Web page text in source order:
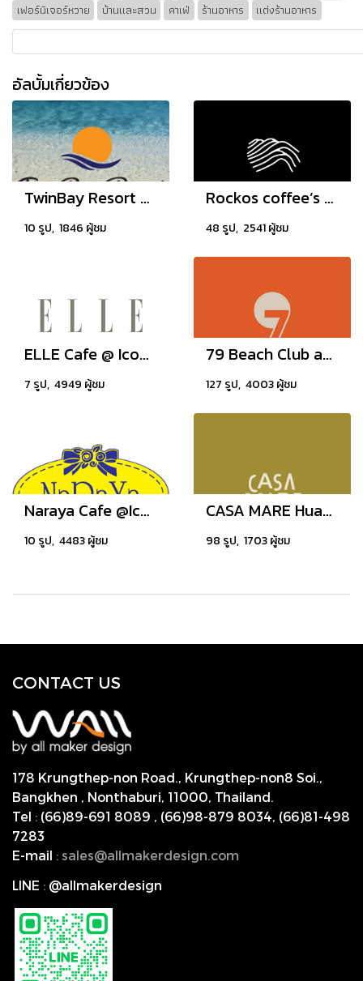
เฟอร์นิเจอร์หวาย
บ้านและสวน คาเฟ่ ร้านอาหาร แต่งร้านอาหาร
อัลบั้มเกี่ยวข้อง
TwinBay Resort Koh Lanta
10 รูป, 1846 ผู้ชม
Rockos coffee’s world pattaya
48 รูป, 2541 ผู้ชม
ELLE Cafe @ Iconsiam, Thailand
7 รูป, 4949 ผู้ชม
79 Beach Club and Resort Samui
127 รูป, 4003 ผู้ชม
Naraya Cafe @Iconsiam, Thailand
10 รูป, 4483 ผู้ชม
CASA MARE Huahin
98 รูป, 1703 ผู้ชม
CONTACT US
178 Krungthep-non Road., Krungthep-non8 Soi.,
Bangkhen , Nonthaburi, 11000, Thailand.
Tel : (66)89-691 8089 , (66)98-879 8034, (66)81-498
7283
E-mail : sales@allmakerdesign.com
LINE : @allmakerdesign